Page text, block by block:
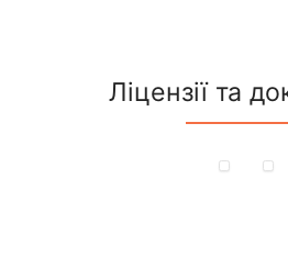
Ліцензії та